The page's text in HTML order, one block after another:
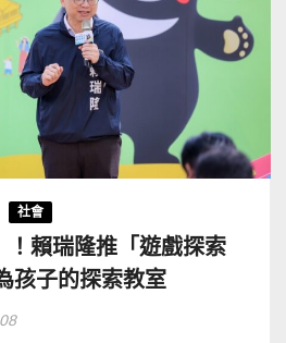
社會
賴瑞隆推「遊戲探索
孩子的探索教室